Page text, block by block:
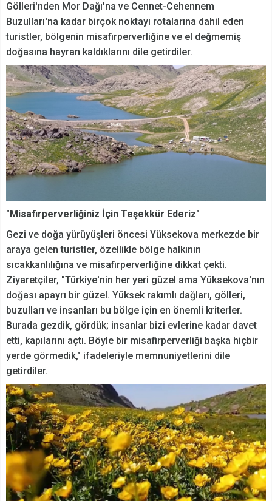
Gölleri'nden Mor Dağı'na ve Cennet-Cehennem
Buzulları'na kadar birçok noktayı rotalarına dahil eden
turistler, bölgenin misafirperverliğine ve el değmemiş
doğasına hayran kaldıklarını dile getirdiler.
"Misafirperverliğiniz İçin Teşekkür Ederiz"
Gezi ve doğa yürüyüşleri öncesi Yüksekova merkezde bir
araya gelen turistler, özellikle bölge halkının
sıcakkanlılığına ve misafirperverliğine dikkat çekti.
Ziyaretçiler, "Türkiye'nin her yeri güzel ama Yüksekova'nın
doğası apayrı bir güzel. Yüksek rakımlı dağları, gölleri,
buzulları ve insanları bu bölge için en önemli kriterler.
Burada gezdik, gördük; insanlar bizi evlerine kadar davet
etti, kapılarını açtı. Böyle bir misafirperverliği başka hiçbir
yerde görmedik," ifadeleriyle memnuniyetlerini dile
getirdiler.